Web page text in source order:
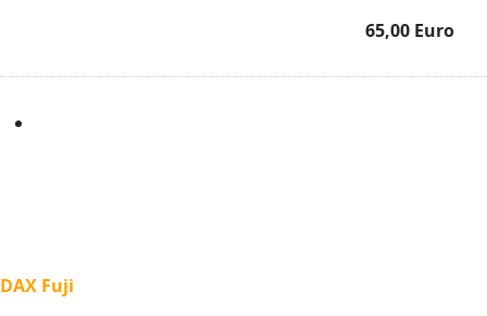
65,00 Euro
DAX Fuji